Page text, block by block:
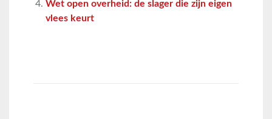
Wet open overheid: de slager die zijn eigen
vlees keurt